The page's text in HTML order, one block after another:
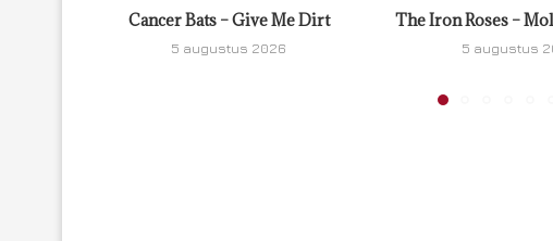
Cancer Bats – Give Me Dirt
5 augustus 2026
The Iron Roses –
5 augustus